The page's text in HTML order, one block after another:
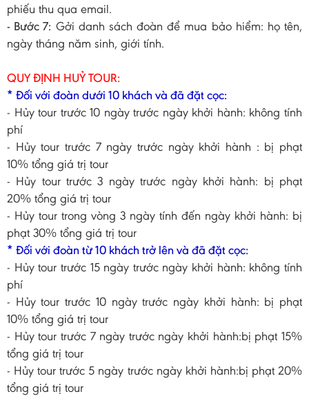
phiếu thu qua email.
- Bước 7: Gởi danh sách đoàn để mua bảo hiểm: họ tên,
ngày tháng năm sinh, giới tính.
QUY ĐỊNH HUỶ TOUR:
* Đối với đoàn dưới 10 khách và đã đặt cọc:
- Hủy tour trước 10 ngày trước ngày khởi hành: không tính
phí
- Hủy tour trước 7 ngày trước ngày khởi hành : bị phạt
10% tổng giá trị tour
- Hủy tour trước 3 ngày trước ngày khởi hành: bị phạt
20% tổng giá trị tour
- Hủy tour trong vòng 3 ngày tính đến ngày khởi hành: bị
phạt 30% tổng giá trị tour
* Đối với đoàn từ 10 khách trở lên và đã đặt cọc:
- Hủy tour trước 15 ngày trước ngày khởi hành: không tính
phí
- Hủy tour trước 10 ngày trước ngày khởi hành: bị phạt
10% tổng giá trị tour
- Hủy tour trước 7 ngày trước ngày khởi hành:bị phạt 15%
tổng giá trị tour
- Hủy tour trước 5 ngày trước ngày khởi hành:bị phạt 20%
tổng giá trị tour